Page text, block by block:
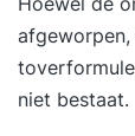
tijdens
worden
niet bestaat.